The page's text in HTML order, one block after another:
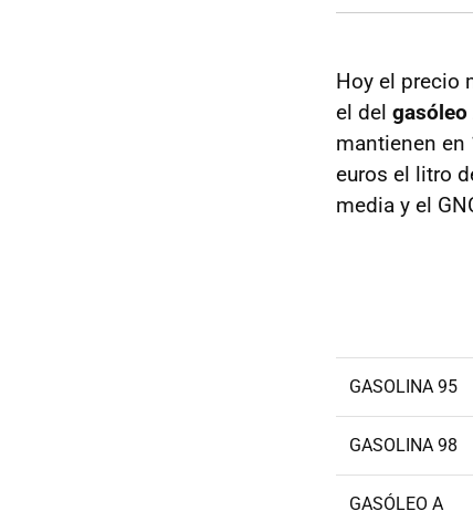
Hoy el precio
el del
mantienen en
euros el litro
media y el
GASOLINA 95
GASOLINA 98
GASÓLEO A